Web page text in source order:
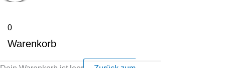
0
Warenkorb